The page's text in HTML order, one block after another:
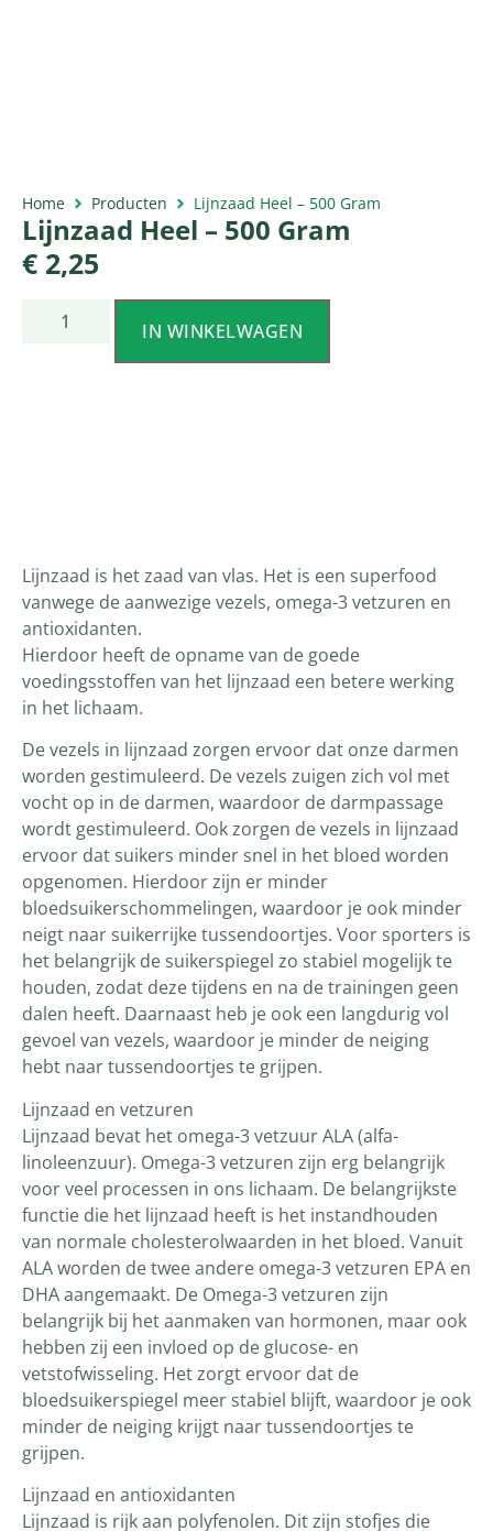
Home Producten Lijnzaad Heel – 500 Gram
Lijnzaad Heel – 500 Gram
€ 2,25
IN WINKELWAGEN
Lijnzaad is het zaad van vlas. Het is een superfood
vanwege de aanwezige vezels, omega-3 vetzuren en
antioxidanten.
Hierdoor heeft de opname van de goede
voedingsstoffen van het lijnzaad een betere werking
in het lichaam.
De vezels in lijnzaad zorgen ervoor dat onze darmen
worden gestimuleerd. De vezels zuigen zich vol met
vocht op in de darmen, waardoor de darmpassage
wordt gestimuleerd. Ook zorgen de vezels in lijnzaad
ervoor dat suikers minder snel in het bloed worden
opgenomen. Hierdoor zijn er minder
bloedsuikerschommelingen, waardoor je ook minder
neigt naar suikerrijke tussendoortjes. Voor sporters is
het belangrijk de suikerspiegel zo stabiel mogelijk te
houden, zodat deze tijdens en na de trainingen geen
dalen heeft. Daarnaast heb je ook een langdurig vol
gevoel van vezels, waardoor je minder de neiging
hebt naar tussendoortjes te grijpen.
Lijnzaad en vetzuren
Lijnzaad bevat het omega-3 vetzuur ALA (alfa-
linoleenzuur). Omega-3 vetzuren zijn erg belangrijk
voor veel processen in ons lichaam. De belangrijkste
functie die het lijnzaad heeft is het instandhouden
van normale cholesterolwaarden in het bloed. Vanuit
ALA worden de twee andere omega-3 vetzuren EPA en
DHA aangemaakt. De Omega-3 vetzuren zijn
belangrijk bij het aanmaken van hormonen, maar ook
hebben zij een invloed op de glucose- en
vetstofwisseling. Het zorgt ervoor dat de
bloedsuikerspiegel meer stabiel blijft, waardoor je ook
minder de neiging krijgt naar tussendoortjes te
grijpen.
Lijnzaad en antioxidanten
Lijnzaad is rijk aan polyfenolen. Dit zijn stofjes die